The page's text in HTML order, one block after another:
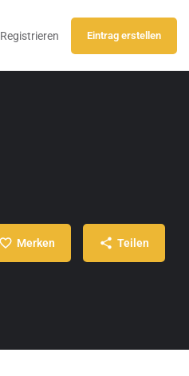
Registrieren Eintrag erstellen
Merken Teilen